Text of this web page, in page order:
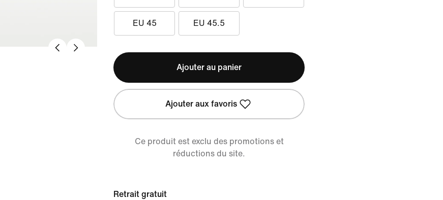
EU 45 EU 45.5
Ajouter au panier
Ajouter aux favoris
Ce produit est exclu des promotions et
réductions du site.
Retrait gratuit